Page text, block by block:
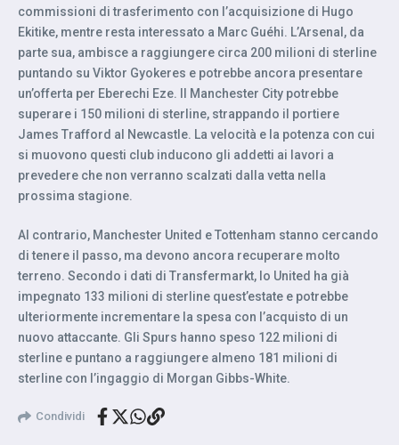
commissioni di trasferimento con l’acquisizione di Hugo
Ekitike, mentre resta interessato a Marc Guéhi. L’Arsenal, da
parte sua, ambisce a raggiungere circa 200 milioni di sterline
puntando su Viktor Gyokeres e potrebbe ancora presentare
un’offerta per Eberechi Eze. Il Manchester City potrebbe
superare i 150 milioni di sterline, strappando il portiere
James Trafford al Newcastle. La velocità e la potenza con cui
si muovono questi club inducono gli addetti ai lavori a
prevedere che non verranno scalzati dalla vetta nella
prossima stagione.
Al contrario, Manchester United e Tottenham stanno cercando
di tenere il passo, ma devono ancora recuperare molto
terreno. Secondo i dati di Transfermarkt, lo United ha già
impegnato 133 milioni di sterline quest’estate e potrebbe
ulteriormente incrementare la spesa con l’acquisto di un
nuovo attaccante. Gli Spurs hanno speso 122 milioni di
sterline e puntano a raggiungere almeno 181 milioni di
sterline con l’ingaggio di Morgan Gibbs-White.
Condividi